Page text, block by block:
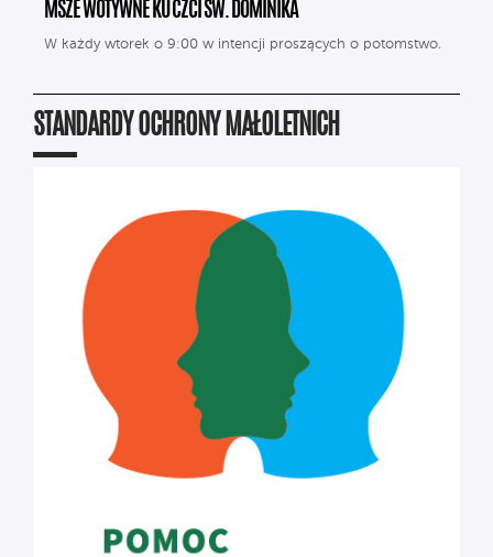
MSZE WOTYWNE KU CZCI ŚW. DOMINIKA
W każdy wtorek o 9:00 w intencji proszących o potomstwo.
STANDARDY OCHRONY MAŁOLETNICH